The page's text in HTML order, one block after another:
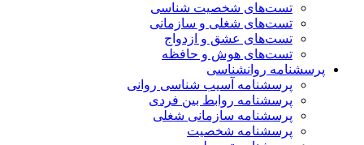
تست‌های شخصیت شناسی
تست‌های شغلی و سازمانی
تست‌های عشق و ازدواج
تست‌های هوش و حافظه
پرسشنامه روانشناسی
پرسشنامه آسیب شناسی روانی
پرسشنامه روابط بین فردی
پرسشنامه سازمانی شغلی
پرسشنامه شخصیت